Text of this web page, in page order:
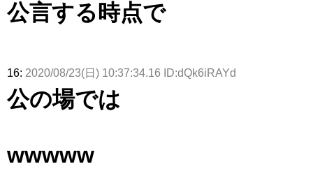
公言する時点で
16: 2020/08/23(日) 10:37:34.16 ID:dQk6iRAYd
公の場では
wwwww